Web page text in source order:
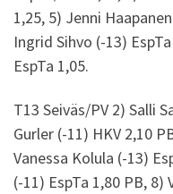
1,25, 5) Jenni
Ingrid Sihvo (-13)
EspTa 1,05.
T13 Seiväs/PV 2) Salli
Gurler (-11) HKV 2,10
Vanessa Kolula (-13)
(-11) EspTa 1,80 PB,